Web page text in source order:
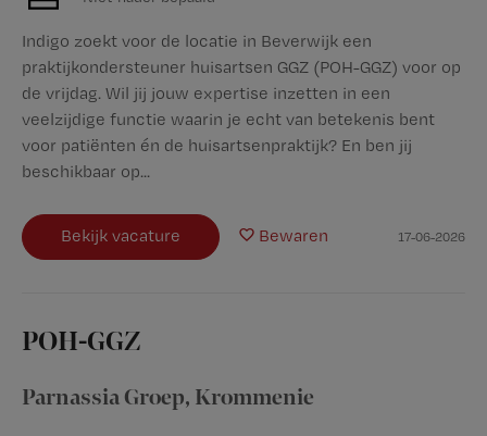
Indigo zoekt voor de locatie in Beverwijk een
praktijkondersteuner huisartsen GGZ (POH-GGZ) voor op
de vrijdag. Wil jij jouw expertise inzetten in een
veelzijdige functie waarin je echt van betekenis bent
voor patiënten én de huisartsenpraktijk? En ben jij
beschikbaar op...
Bekijk vacature Bewaren 17-06-2026
POH-GGZ
Parnassia Groep, Krommenie